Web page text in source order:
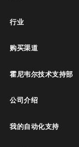
行业
购买渠道
霍尼韦尔技术支持部
公司介绍
我的自动化支持